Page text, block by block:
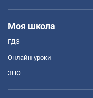
Моя школа
ГДЗ
Онлайн уроки
ЗНО